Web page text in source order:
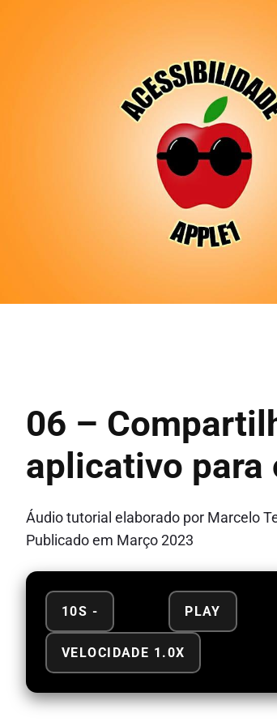
06 –
aplicativo para
Áudio tutorial elaborado por Marcelo
Publicado em Março 2023
10S - PLAY
VELOCIDADE 1.0X